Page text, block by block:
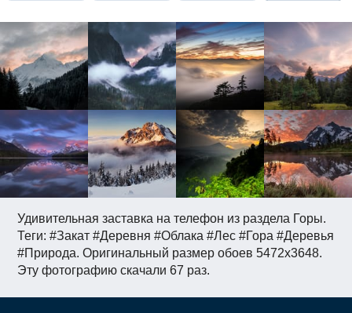
Удивительная заставка на телефон из раздела Горы.
Теги: #Закат #Деревня #Облака #Лес #Гора #Деревья
#Природа. Оригинальный размер обоев 5472x3648.
Эту фотографию скачали 67 раз.